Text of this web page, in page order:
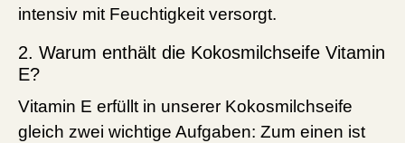
intensiv mit Feuchtigkeit versorgt.
2. Warum enthält die Kokosmilchseife Vitamin
E?
Vitamin E erfüllt in unserer Kokosmilchseife
gleich zwei wichtige Aufgaben: Zum einen ist